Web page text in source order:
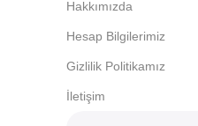
Hakkımızda
Hesap Bilgilerimiz
Gizlilik Politikamız
İletişim